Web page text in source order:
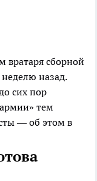
вратаря сборной
назад.
сих пор
тем
— об этом в